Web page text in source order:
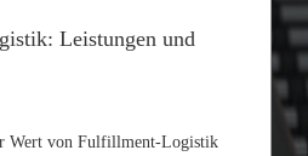
Leistungen und
Wert von Fulfillment-Logistik